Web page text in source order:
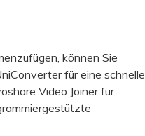
können Sie
für eine schnelle
Video Joiner für